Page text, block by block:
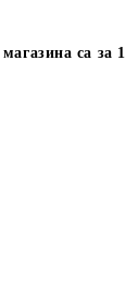
са за 1